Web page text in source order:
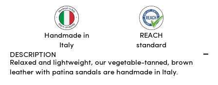
ADD TO CART
Handmade in
Italy
REACH
standard
DESCRIPTION
Relaxed and lightweight, our vegetable-tanned, brown
leather with patina sandals are handmade in Italy.